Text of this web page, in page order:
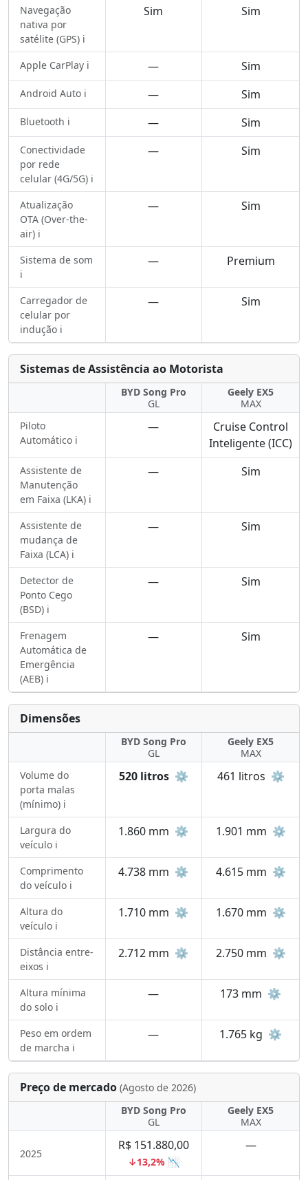
Navegação
nativa por
satélite (GPS) ℹ️
Sim Sim
Apple CarPlay ℹ️ — Sim
Android Auto ℹ️ — Sim
Bluetooth ℹ️ — Sim
Conectividade
por rede
celular (4G/5G) ℹ️
— Sim
Atualização
OTA (Over-the-
air) ℹ️
— Sim
Sistema de som
ℹ️
— Premium
Carregador de
celular por
indução ℹ️
— Sim
Sistemas de Assistência ao Motorista
BYD Song Pro
GL
Geely EX5
MAX
Piloto
Automático ℹ️
—
Cruise Control
Inteligente (ICC)
Assistente de
Manutenção
em Faixa (LKA) ℹ️
— Sim
Assistente de
mudança de
Faixa (LCA) ℹ️
— Sim
Detector de
Ponto Cego
(BSD) ℹ️
— Sim
Frenagem
Automática de
Emergência
(AEB) ℹ️
— Sim
Dimensões
BYD Song Pro
GL
Geely EX5
MAX
Volume do
porta malas
(mínimo) ℹ️
520 litros ⚙️ 461 litros ⚙️
Largura do
veículo ℹ️
1.860 mm ⚙️ 1.901 mm ⚙️
Comprimento
do veículo ℹ️
4.738 mm ⚙️ 4.615 mm ⚙️
Altura do
veículo ℹ️
1.710 mm ⚙️ 1.670 mm ⚙️
Distância entre-
eixos ℹ️
2.712 mm ⚙️ 2.750 mm ⚙️
Altura mínima
do solo ℹ️
— 173 mm ⚙️
Peso em ordem
de marcha ℹ️
— 1.765 kg ⚙️
Preço de mercado (Agosto de 2026)
BYD Song Pro
GL
Geely EX5
MAX
2025
R$ 151.880,00
↓13,2% 📉
—